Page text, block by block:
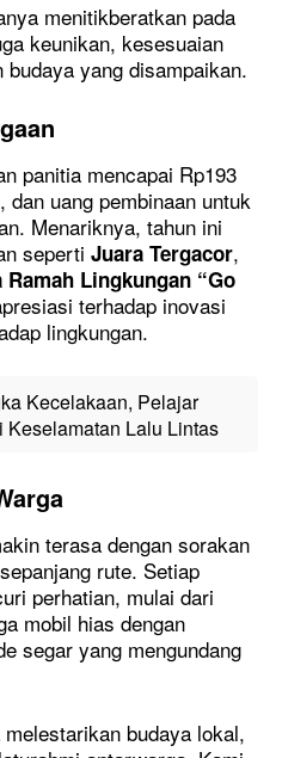
menitikberatkan pada
keunikan, kesesuaian
yang disampaikan.
panitia mencapai Rp193
dan uang pembinaan untuk
Menariknya, tahun ini
seperti Juara Tergacor,
Ramah Lingkungan “Go
terhadap inovasi
lingkungan.
Kecelakaan, Pelajar
Lalu Lintas
terasa dengan sorakan
rute. Setiap
perhatian, mulai dari
mobil hias dengan
segar yang mengundang
budaya lokal,